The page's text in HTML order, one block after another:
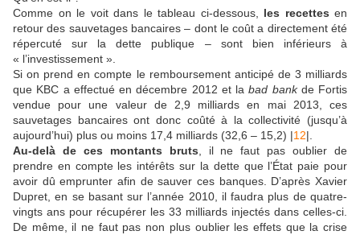
Comme on le voit dans le tableau ci-dessous, les recettes en
retour des sauvetages bancaires – dont le coût a directement été
répercuté sur la dette publique – sont bien inférieurs à
« l’investissement ».
Si on prend en compte le remboursement anticipé de 3 milliards
que KBC a effectué en décembre 2012 et labad bankde Fortis
vendue pour une valeur de 2,9 milliards en mai 2013, ces
sauvetages bancaires ont donc coûté à la collectivité (jusqu’à
aujourd’hui) plus ou moins 17,4 milliards (32,6 – 15,2) |12|.
Au-delà de ces montants bruts , il ne faut pas oublier de
prendre en compte les intérêts sur la dette que l’État paie pour
avoir dû emprunter afin de sauver ces banques. D’après Xavier
Dupret, en se basant sur l’année 2010, il faudra plus de quatre-
vingts ans pour récupérer les 33 milliards injectés dans celles-ci.
De même, il ne faut pas non plus oublier les effets que la crise